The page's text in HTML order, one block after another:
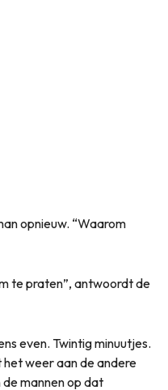
opnieuw. “Waarom
te praten”, antwoordt de
even. Twintig minuutjes.
het weer aan de andere
mannen op dat